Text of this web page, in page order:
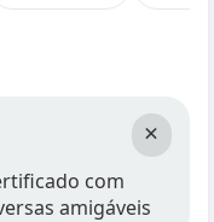
×
com
amigáveis